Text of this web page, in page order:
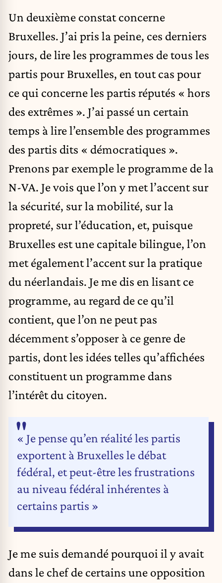
Un deuxième constat concerne
Bruxelles. J’ai pris la peine, ces derniers
jours, de lire les programmes de tous les
partis pour Bruxelles, en tout cas pour
ce qui concerne les partis réputés « hors
des extrêmes ». J’ai passé un certain
temps à lire l’ensemble des programmes
des partis dits « démocratiques ».
Prenons par exemple le programme de la
N-VA. Je vois que l’on y met l’accent sur
la sécurité, sur la mobilité, sur la
propreté, sur l’éducation, et, puisque
Bruxelles est une capitale bilingue, l’on
met également l’accent sur la pratique
du néerlandais. Je me dis en lisant ce
programme, au regard de ce qu’il
contient, que l’on ne peut pas
décemment s’opposer à ce genre de
partis, dont les idées telles qu’affichées
constituent un programme dans
l’intérêt du citoyen.
« Je pense qu’en réalité les partis
exportent à Bruxelles le débat
fédéral, et peut-être les frustrations
au niveau fédéral inhérentes à
certains partis »
Je me suis demandé pourquoi il y avait
dans le chef de certains une opposition